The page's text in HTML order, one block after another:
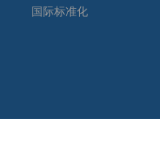
国际标准化